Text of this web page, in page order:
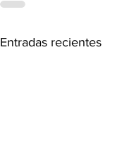
Entradas recientes